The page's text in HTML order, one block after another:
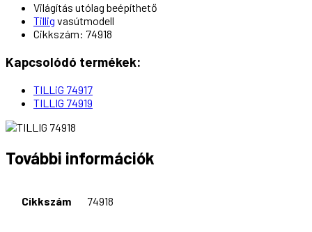
Világítás utólag beépíthető
Tillig vasútmodell
Cikkszám: 74918
Kapcsolódó termékek:
TILLiG 74917
TILLIG 74919
További információk
Cikkszám 74918